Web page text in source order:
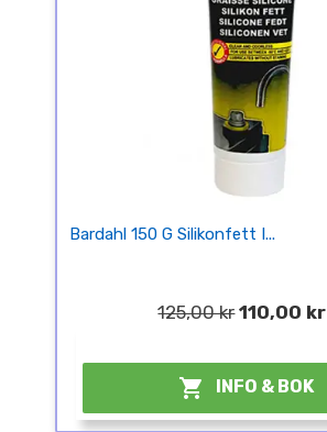
Bardahl 150 G Silikonfett I...
125,00 kr 110,00 kr
 INFO & BOK